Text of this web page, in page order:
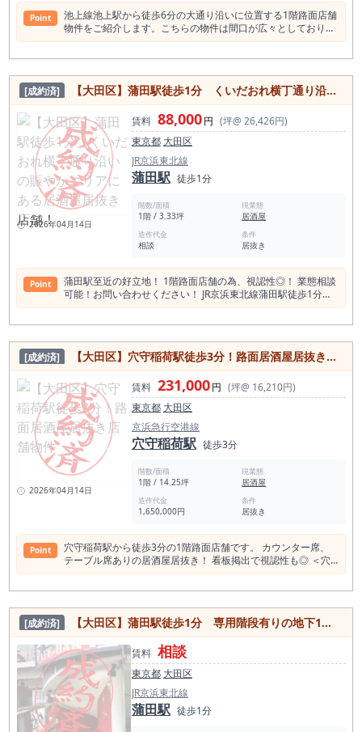
る物件です。 周辺施設としては、新田神社や頓兵衛地蔵などの
地域的ランドマークがあり、 地元住民や観光客の流れも見込め
ます。 また、大田区役所の矢口特別出張所や矢口区民センター
など、公共の施設が充実している点も、 平日のランチタイムに
おける一定の顧客基盤を提供します。 このように、武蔵新田駅
近くのイタリアン居抜き物件は、 立地、設備、周辺環境の三拍
子揃った非常に魅力的な居抜き物件です。 これから飲食店を始
めたい方、特に洋食業態を考えている方にとって、この物件は
最適な居抜き物件です。 是非、この機会に内見の検討をされて
はいかがでしょうか。
Point
池上線池上駅から徒歩6分の大通り沿いに位置する1階路面店舗
物件をご紹介します。こちらの物件は間口が広々としており、
視認性が良好です。また、営業年数が2年未満ということで内
です。 周辺には住宅街や商業施設が多く、地域に根付いた飲食
店としての立地条件は良好です。池上駅からのアクセスも良好
で、通勤や通学、買い物などに便利な立地です。内装や設備に
こだわりをお持ちの方や、立地条件の良い物件をお探しの方に
おすすめの物件です。詳細や内覧など、お気軽にお問い合わせ
ください。 ＜池上駅の店舗賃料相場情報＞（直近1年間） 平均
坪単価 18,573円 最も高い坪単価 36,370円 最低坪単価
7,190円 一番多い階 地上１階 ＜池上駅の平均賃料相場年
別推移＞（2021年〜2024年） 平均坪単価 2024年 19,777円
2023年 17,958円 2022年 18,375円 2021年 20,347円 <池上駅1
日平均乗降客数＞2022年度 32,969人 ＜池上駅周辺飲食店数
218店 食べログ調べ＞ 定番の和食、居酒屋が1位2位を占める
のは他エリアと同様の傾向だが、 カフェの店舗数が突出して多
く、カフェの出店検討の方は要注意。 似た業態でパンは少なめ
を。 他も洋食やスイーツも多めです。 和食 68店 居酒
屋 40店 カフェ 30店 洋食・西洋料理 20店 スイーツ
店 17店 バー 15店 中華料理 14店 ラーメン店 14
店 アジアエスニック 12店 カレー 11店 焼肉ホルモン 10店 パ
ン・サンドイッチ 6店 ＜池上駅周辺スポット＞ 久松温泉 徳持
神社 微妙庵 馬頭観音堂 尾上部屋 池上本門寺 本成院 曹禅寺 理
境院 銭湯 桜館 照栄院 妙見堂 養源寺 池上梅園 厳定院 永寿院 大
坊本行寺 池上實相寺 堤方神社 本門寺公園 本光寺 久が原東部八
幡神社 矢口中稲荷神社 はすぬま温泉 久が原湯 蓮花寺
[成約済] 【大田区】蒲田駅徒歩1分 くいだおれ横丁通り沿いの賑やかエリアにある居酒屋居抜き店舗！
2026年04月14日
賃料 88,000円 (坪@ 26,426円)
東京都 大田区
JR京浜東北線
蒲田駅 徒歩1分
階数/面積
1階 / 3.33坪
現業態
居酒屋
造作代金
相談
条件
居抜き
Point
蒲田駅至近の好立地！ 1階路面店舗の為、視認性◎！ 業態相談
可能！お問い合わせください！ JR京浜東北線蒲田駅徒歩1分の
立地にあるこの居酒屋居抜き店舗は、 東京の大田区京浜東北線
はJR京浜東北線の蒲田駅から徒歩わずか1分、 京急蒲田駅から
は徒歩15分という好アクセス性を誇る大田区の居抜き物件で
す。 賃料は坪単価26,426円と、大田区内の飲食店平均市場相
場価格と比較しても大変リーズナブルであり、 特に新規飲食店
開業者にとっては初期投資の負担を軽減する絶好のチャンスの
居抜き物件です。 この居抜き物件は1階路面店舗としての視認
性が高く、 約3.33坪（11㎡）のコンパクトながらも効率的な
店舗面積を持っております。 現在の業態は居酒屋ですが、重飲
食も可能ですし、 新たな飲食業態への転換にも対応できる柔軟
性を備えています。 さらに、居抜き物件の造作代金に関しては
相談可能で、 個々の居抜きニーズに合わせた居抜きカスタマイ
ズが可能です。 蒲田駅周辺は、東京随一の飲食店密集地帯であ
り、 居酒屋からラーメン、寿司に至るまで多様なジャンルが楽
しめるグルメ街と言えるでしょう。 また、このエリアはリーズ
います。 特に蒲田駅西口から蓮沼駅にかけての飲食店エリア
は、 地元住民から観光客までを魅了する様々な食文化が集結し
ており、 どのような新業態にも対応可能なポテンシャルを持ち
合わせています。 新しい居抜き飲食店を開業する方々にとっ
て、 この居抜き物件は飲食事業成功への大きな一歩となる可能
性を秘めた1件です。 興味のある方はぜひ、お問い合わせくだ
さい。 この居抜き物件での新たな開業を居抜きの神様からご提
案申し上げます。 蒲田駅の店舗賃料相場情報（直近1年間） 平
均坪単価 21,010円 高坪単価 53,382円 低坪単価 7,190円 一番
多い階 地上１階 蒲田駅の平均賃料相場年別推移（2021年〜
2024年） 平均坪単価 2024年 20,674円 2023年 20,701円 2022
年 21,796円 2021年 21,013円 蒲田駅 周辺飲食店数 1261件食
べログ調べ 2022年度の蒲田駅の乗降客数は、東急多摩川線で
63,543人、JR東日本では113,646人です。東急多摩川線の1日
平均輸送人員は129,519人で、JR東日本では有楽町駅に次いで
[成約済] 【大田区】穴守稲荷駅徒歩3分！路面居酒屋居抜き店舗物件
2026年04月14日
賃料 231,000円 (坪@ 16,210円)
東京都 大田区
京浜急行空港線
穴守稲荷駅 徒歩3分
階数/面積
1階 / 14.25坪
現業態
居酒屋
造作代金
1,650,000円
条件
居抜き
Point
穴守稲荷駅から徒歩3分の1階路面店舗です。 カウンター席、
テーブル席ありの居酒屋居抜き！ 看板掲出で視認性も◎ ＜穴
守稲荷駅の店舗賃料相場情報＞（直近1年間） 平均坪単価
（2021年〜2024年） 平均坪単価 2024年 18,108円 2023年
17,372円 2022年 17,689円 2021年 10,842円 ＜糀谷駅 周辺飲
食店数 159件＞食べログ調べ 近隣エリアと比較すると、和食
が蒲田も含めて多いため、和食ジャンルの出店は注意が必要。
一方で、アジアエスニック系は2店のみ、パンスイーツ、中華
も少なめで開業成功するチャンスは多くあると想定される。 居
酒屋も少なめなので、ジャンルによっては可能性もあるエリア
である。 和食 44店 居酒屋 36店 カフェ 17店 洋食・西
洋料理 15店 ラーメン店 12店 焼肉ホルモン 8店 カレー 7店
中華料理 6店 スイーツ店 6店 バー 5店 パン・サ
[成約済] 【大田区】蒲田駅徒歩1分 専用階段有りの地下1階部分！お問合せ下さい！
賃料 相談
東京都 大田区
JR京浜東北線
蒲田駅 徒歩1分